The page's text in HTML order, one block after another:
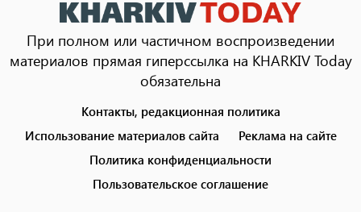
При полном или частичном воспроизведении
материалов прямая гиперссылка на KHARKIV Today
обязательна
menu
Контакты, редакционная политика
Использование материалов сайта
Реклама на сайте
Политика конфиденциальности
Пользовательское соглашение